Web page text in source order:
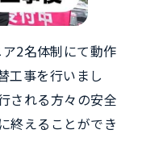
2名体制にて動作
工事を行いまし
される方々の安全
終えることができ